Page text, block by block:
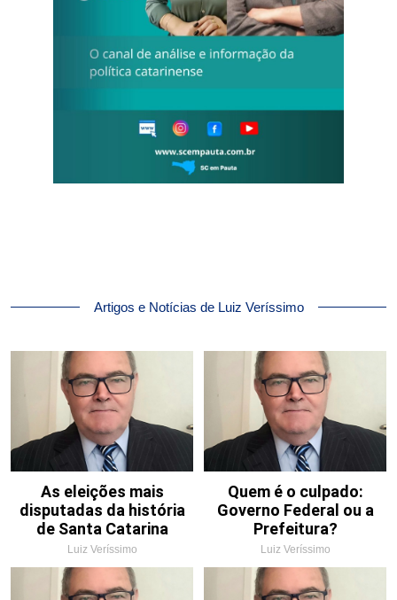
Artigos e Notícias de Luiz Veríssimo
As eleições mais
disputadas da história
de Santa Catarina
Luiz Veríssimo
Quem é o culpado:
Governo Federal ou a
Prefeitura?
Luiz Veríssimo